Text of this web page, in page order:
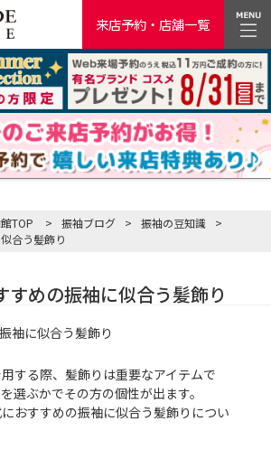
来店予約・店舗一覧
TOP > 振袖ブログ > 振袖の豆知識
>
合う髪飾り
すめの振袖に似合う髪飾り
する際、髪飾りは重要なアイテムで
選ぶかでその方の個性が出ます。
おすすめの振袖に似合う髪飾りについ